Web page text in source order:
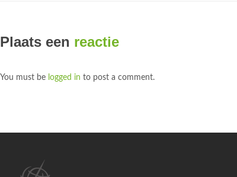
Plaats een reactie
You must be logged in to post a comment.